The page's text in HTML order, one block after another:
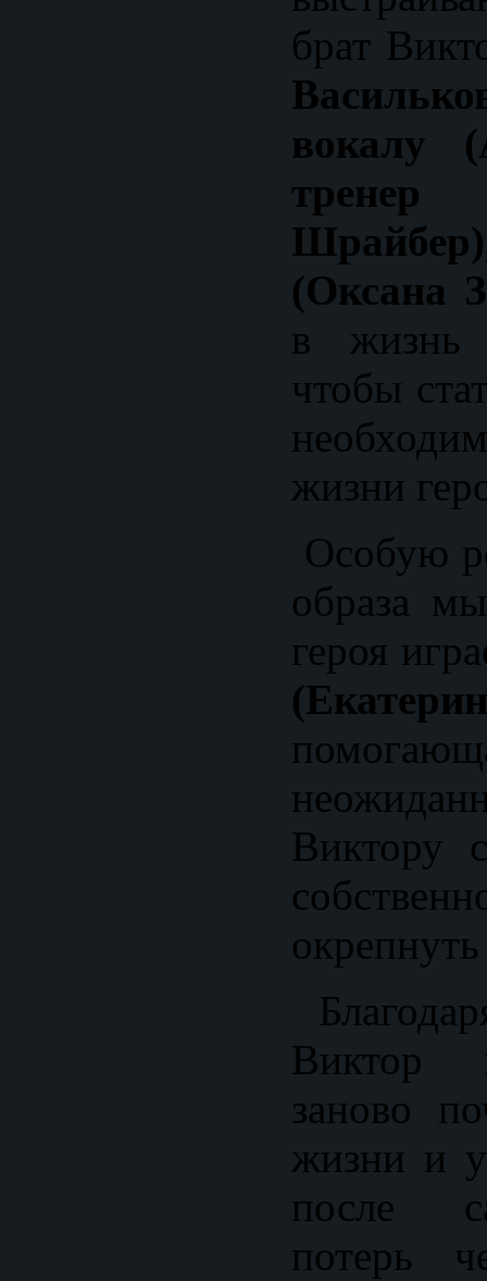
брат
вокалу
(Оксана
в жизнь
чтобы
жизни
Особую
образа
героя
Виктору
Виктор
заново
жизни и
после
потерь